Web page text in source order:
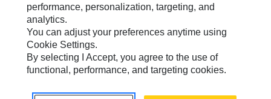
Cookie Settings
Legal
Privacy
performance, personalization, targeting, and
analytics.
You can adjust your preferences anytime using
Cookie Settings.
By selecting I Accept, you agree to the use of
functional, performance, and targeting cookies.